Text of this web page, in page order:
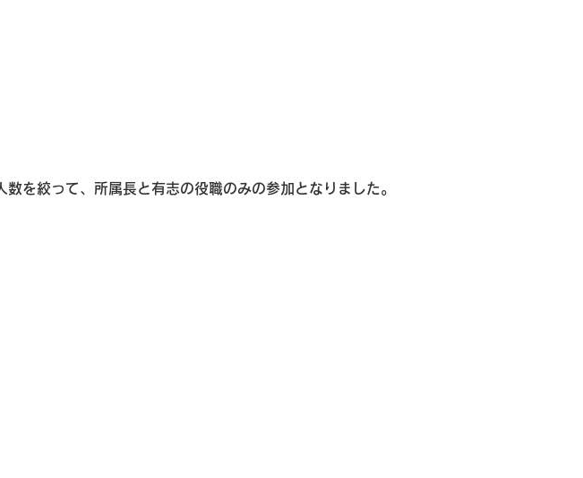
を絞って、所属長と有志の役職のみの参加となりました。